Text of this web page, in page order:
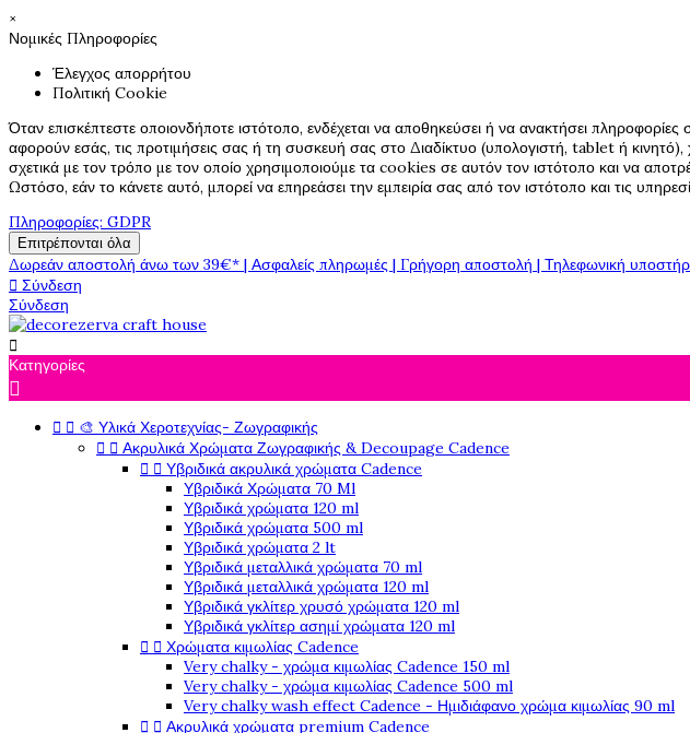
×
Νομικές Πληροφορίες
Έλεγχος απορρήτου
Πολιτική Cookie
Όταν επισκέπτεστε οποιονδήποτε ιστότοπο, ενδέχεται να αποθηκεύσει ή να ανακτήσει
αφορούν εσάς, τις προτιμήσεις σας ή τη συσκευή σας στο Διαδίκτυο (υπολογιστή, tablet ή κινητό),
σχετικά με τον τρόπο με τον οποίο χρησιμοποιούμε τα cookies σε αυτόν τον ιστότοπο και να
Ωστόσο, εάν το κάνετε αυτό, μπορεί να επηρεάσει την εμπειρία σας από τον ιστότοπο και τις
Πληροφορίες: GDPR
Επιτρέπονται όλα
Δωρεάν αποστολή άνω των 39€* | Ασφαλείς πληρωμές | Γρήγορη αποστολή | Τηλεφωνική
 Σύνδεση
Σύνδεση

Κατηγορίες

  🎨 Υλικά Χεροτεχνίας- Ζωγραφικής
  Ακρυλικά Χρώματα Ζωγραφικής & Decoupage Cadence
  Υβριδικά ακρυλικά χρώματα Cadence
Υβριδικά Χρώματα 70 Ml
Υβριδικά χρώματα 120 ml
Υβριδικά χρώματα 500 ml
Υβριδικά χρώματα 2 lt
Υβριδικά μεταλλικά χρώματα 70 ml
Υβριδικά μεταλλικά χρώματα 120 ml
Υβριδικά γκλίτερ χρυσό χρώματα 120 ml
Υβριδικά γκλίτερ ασημί χρώματα 120 ml
  Χρώματα κιμωλίας Cadence
Very chalky - χρώμα κιμωλίας Cadence 150 ml
Very chalky - χρώμα κιμωλίας Cadence 500 ml
Very chalky wash effect Cadence - Ημιδιάφανο χρώμα κιμωλίας 90 ml
  Ακρυλικά χρώματα premium Cadence